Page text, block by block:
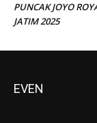
PUNCAK JOYO
JATIM 2025
EVEN